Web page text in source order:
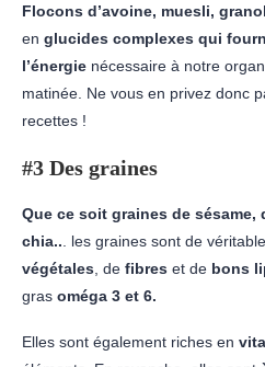
Flocons d’avoine, muesli,
en glucides complexes qui
l’énergie nécessaire à notre
matinée. Ne vous en privez donc
recettes !
#3 Des graines
Que ce soit graines de
chia.. . les graines sont de
végétales , de fibres et de bons
gras oméga 3 et 6.
Elles sont également riches en